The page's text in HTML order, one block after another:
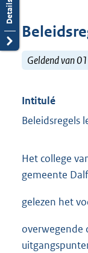
Geldend van
Intitulé
Beleidsregels
Het college
gemeente
gelezen het
overwegende